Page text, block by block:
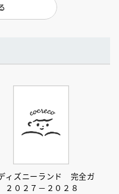
ィズニーランド 完全ガ
０２７－２０２８